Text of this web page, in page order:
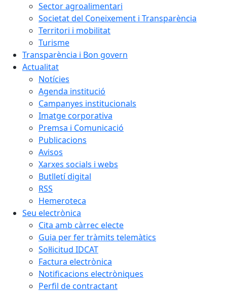
Sector agroalimentari
Societat del Coneixement i Transparència
Territori i mobilitat
Turisme
Transparència i Bon govern
Actualitat
Notícies
Agenda institució
Campanyes institucionals
Imatge corporativa
Premsa i Comunicació
Publicacions
Avisos
Xarxes socials i webs
Butlletí digital
RSS
Hemeroteca
Seu electrònica
Cita amb càrrec electe
Guia per fer tràmits telemàtics
Sol·licitud IDCAT
Factura electrònica
Notificacions electròniques
Perfil de contractant